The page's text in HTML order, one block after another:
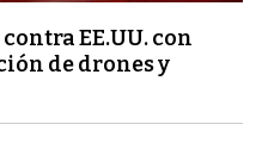
EE.UU. con
de drones y